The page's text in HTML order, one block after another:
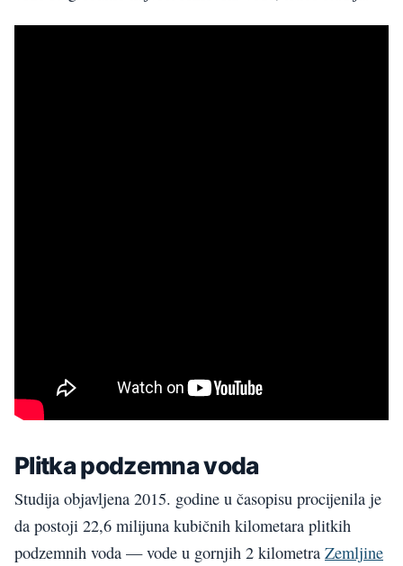
Plitka podzemna voda
Studija objavljena 2015. godine u časopisu procijenila je
da postoji 22,6 milijuna kubičnih kilometara plitkih
podzemnih voda — vode u gornjih 2 kilometra Zemljine